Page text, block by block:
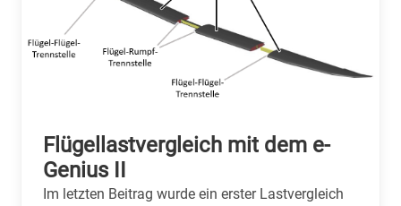
Flügellastvergleich mit dem e-
Genius II
Im letzten Beitrag wurde ein erster Lastvergleich